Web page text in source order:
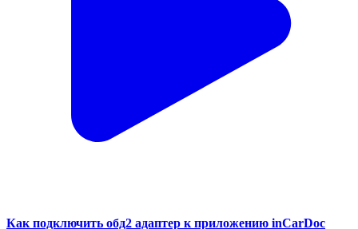
Как подключить обд2 адаптер к приложению inCarDoc